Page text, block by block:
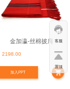
金加瀛-丝棉披肩
2198.00
加入PPT
客服
置顶